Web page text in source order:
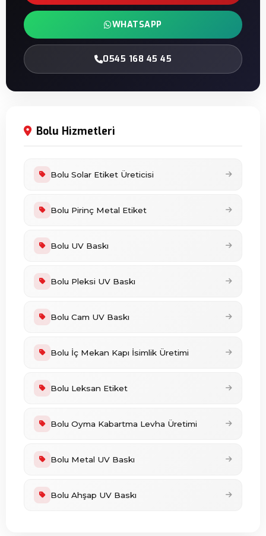
WHATSAPP
0545 168 45 45
Bolu Hizmetleri
Bolu Solar Etiket Üreticisi
Bolu Pirinç Metal Etiket
Bolu UV Baskı
Bolu Pleksi UV Baskı
Bolu Cam UV Baskı
Bolu İç Mekan Kapı İsimlik Üretimi
Bolu Leksan Etiket
Bolu Oyma Kabartma Levha Üretimi
Bolu Metal UV Baskı
Bolu Ahşap UV Baskı